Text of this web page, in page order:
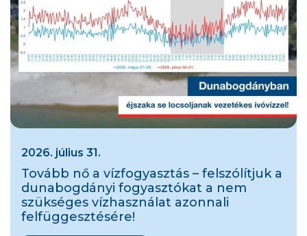
2026. július 31.
Tovább nő a vízfogyasztás – felszólítjuk a
dunabogdányi fogyasztókat a nem
szükséges vízhasználat azonnali
felfüggesztésére!